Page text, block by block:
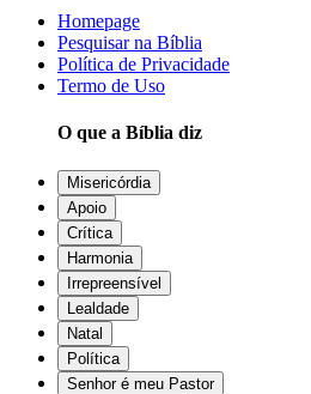
Homepage
Pesquisar na Bíblia
Política de Privacidade
Termo de Uso
O que a Bíblia diz
Misericórdia
Apoio
Crítica
Harmonia
Irrepreensível
Lealdade
Natal
Política
Senhor é meu Pastor